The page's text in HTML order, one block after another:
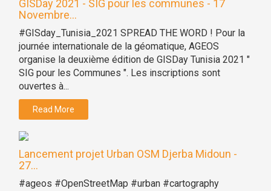
GISDay 2021 - SIG pour les communes - 17
Novembre...
#GISday_Tunisia_2021 SPREAD THE WORD ! Pour la
journée internationale de la géomatique, AGEOS
organise la deuxième édition de GISDay Tunisia 2021 "
SIG pour les Communes ". Les inscriptions sont
ouvertes à...
Read More
Lancement projet Urban OSM Djerba Midoun -
27...
#ageos #OpenStreetMap #urban #cartography